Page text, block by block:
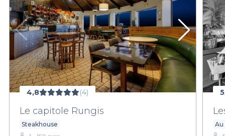
explorez
4,8 (4)
Le capitole Rungis
Steakhouse
Au